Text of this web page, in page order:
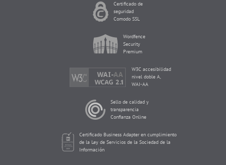
Certificado de
seguridad
Comodo SSL
Wordfence
Security
Premium
W3C accesibilidad
nivel doble A,
WAI-AA
Sello de calidad y
transparencia
Confianza Online
Certificado Business Adapter en cumplimiento
de la Ley de Servicios de la Sociedad de la
Información